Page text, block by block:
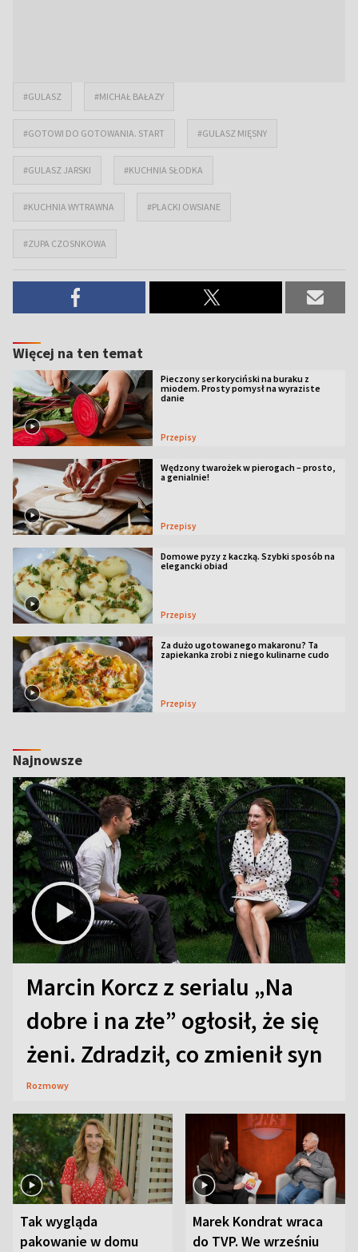
#GULASZ #MICHAŁ BAŁAZY
#GOTOWI DO GOTOWANIA. START #GULASZ MIĘSNY
#GULASZ JARSKI #KUCHNIA SŁODKA
#KUCHNIA WYTRAWNA #PLACKI OWSIANE
#ZUPA CZOSNKOWA
Więcej na ten temat
Pieczony ser koryciński na buraku z
miodem. Prosty pomysł na wyraziste
danie
Przepisy
Wędzony twarożek w pierogach – prosto,
a genialnie!
Przepisy
Domowe pyzy z kaczką. Szybki sposób na
elegancki obiad
Przepisy
Za dużo ugotowanego makaronu? Ta
zapiekanka zrobi z niego kulinarne cudo
Przepisy
Najnowsze
Marcin Korcz z serialu „Na
dobre i na złe” ogłosił, że się
żeni. Zdradził, co zmienił syn
Rozmowy
Tak wygląda
pakowanie w domu
Marek Kondrat wraca
do TVP. We wrześniu